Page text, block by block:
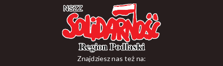
Znajdziesz nas też na: